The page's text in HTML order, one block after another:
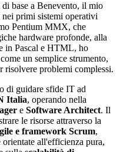
base a Benevento, il mio
primi sistemi operativi
Pentium MMX, che
hardware profonde, alla
in Pascal e HTML, ho
un semplice strumento,
risolvere problemi complessi.
di guidare sfide IT ad
Italia, operando nella
e Software Architect. Il
le risorse attraverso la
e framework Scrum,
all'efficienza pura,